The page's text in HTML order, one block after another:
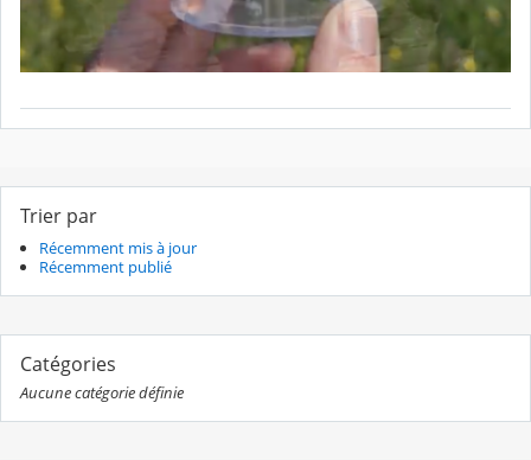
Trier par
Récemment mis à jour
Récemment publié
Catégories
Aucune catégorie définie